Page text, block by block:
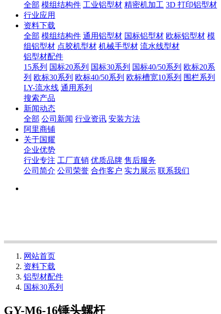
全部 模组结构件 工业铝型材 精密机加工 3D 打印铝型材
行业应用
资料下载
全部 模组结构件 通用铝型材 国标铝型材 欧标铝型材 模
组铝型材 点胶机型材 机械手型材 流水线型材
铝型材配件
15系列 国标20系列 国标30系列 国标40/50系列 欧标20系
列 欧标30系列 欧标40/50系列 欧标槽宽10系列 围栏系列
LY-流水线 通用系列
搜索产品
新闻动态
全部 公司新闻 行业资讯 安装方法
阿里商铺
关于国耀
企业优势
行业专注 工厂直销 优质品牌 售后服务
公司简介 公司荣誉 合作客户 实力展示 联系我们
网站首页
资料下载
铝型材配件
国标30系列
GY-M6-16锤头螺杆